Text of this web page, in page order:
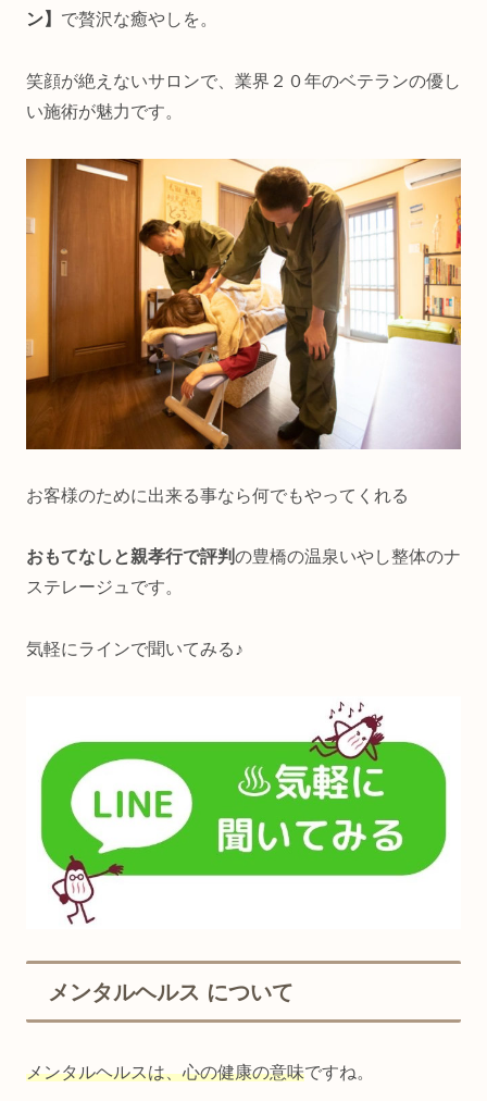
ン】 で贅沢な癒やしを。
笑顔が絶えないサロンで、業界２０年のベテランの優し
い施術が魅力です。
お客様のために出来る事なら何でもやってくれる
おもてなしと親孝行で評判の豊橋の温泉いやし整体のナ
ステレージュです。
気軽にラインで聞いてみる♪
メンタルヘルス について
メンタルヘルスは、心の健康の意味ですね。